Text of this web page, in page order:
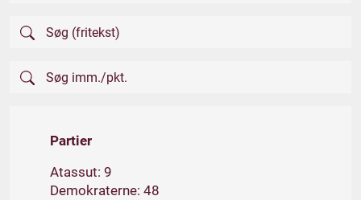
Partier
Atassut: 9
Demokraterne: 48